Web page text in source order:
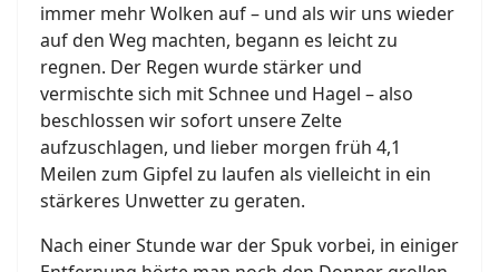
immer mehr Wolken auf – und als wir uns wieder
auf den Weg machten, begann es leicht zu
regnen. Der Regen wurde stärker und
vermischte sich mit Schnee und Hagel – also
beschlossen wir sofort unsere Zelte
aufzuschlagen, und lieber morgen früh 4,1
Meilen zum Gipfel zu laufen als vielleicht in ein
stärkeres Unwetter zu geraten.
Nach einer Stunde war der Spuk vorbei, in einiger